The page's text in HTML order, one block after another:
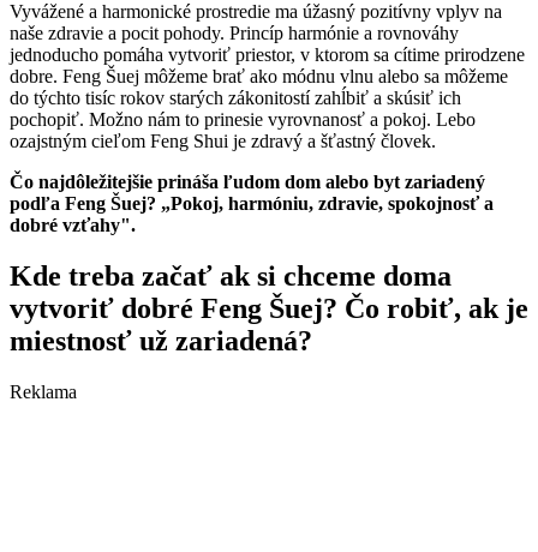
Vyvážené a harmonické prostredie ma úžasný pozitívny vplyv na
naše zdravie a pocit pohody. Princíp harmónie a rovnováhy
jednoducho pomáha vytvoriť priestor, v ktorom sa cítime prirodzene
dobre. Feng Šuej môžeme brať ako módnu vlnu alebo sa môžeme
do týchto tisíc rokov starých zákonitostí zahĺbiť a skúsiť ich
pochopiť. Možno nám to prinesie vyrovnanosť a pokoj. Lebo
ozajstným cieľom Feng Shui je zdravý a šťastný človek.
Čo najdôležitejšie prináša ľudom dom alebo byt zariadený
podľa Feng Šuej? „Pokoj, harmóniu, zdravie, spokojnosť a
dobré vzťahy".
Kde treba začať ak si chceme doma
vytvoriť dobré Feng Šuej? Čo robiť, ak je
miestnosť už zariadená?
Reklama